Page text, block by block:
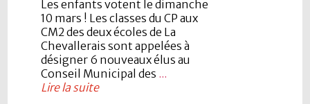
Les enfants votent le dimanche
10 mars ! Les classes du CP aux
CM2 des deux écoles de La
Chevallerais sont appelées à
désigner 6 nouveaux élus au
Conseil Municipal des ...
Lire la suite